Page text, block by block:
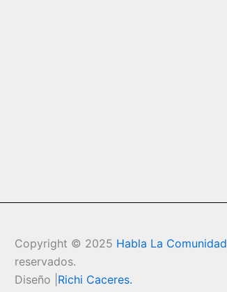
Copyright © 2025 Habla La Comunidad
reservados.
Diseño | Richi Caceres.